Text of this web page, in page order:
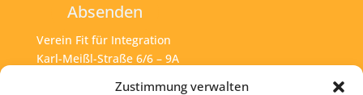
Zustimmung verwalten
Absenden
Verein Fit für Integration
Karl-Meißl-Straße 6/6 – 9A